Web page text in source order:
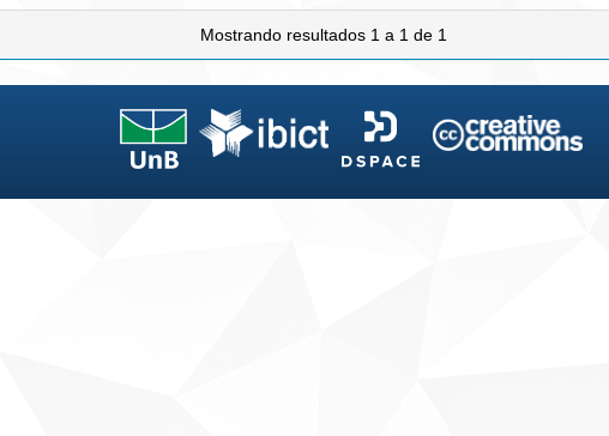
Mostrando resultados 1 a 1 de 1